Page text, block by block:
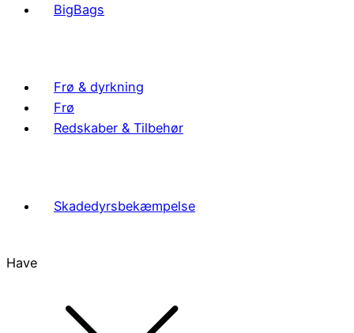
BigBags
Frø & dyrkning
Frø
Redskaber & Tilbehør
Skadedyrsbekæmpelse
Have